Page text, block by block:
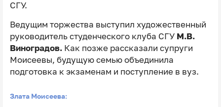
СГУ.
Ведущим торжества выступил художественный
руководитель студенческого клуба СГУ М.В.
Виноградов. Как позже рассказали супруги
Моисеевы, будущую семью объединила
подготовка к экзаменам и поступление в вуз.
Злата Моисеева: